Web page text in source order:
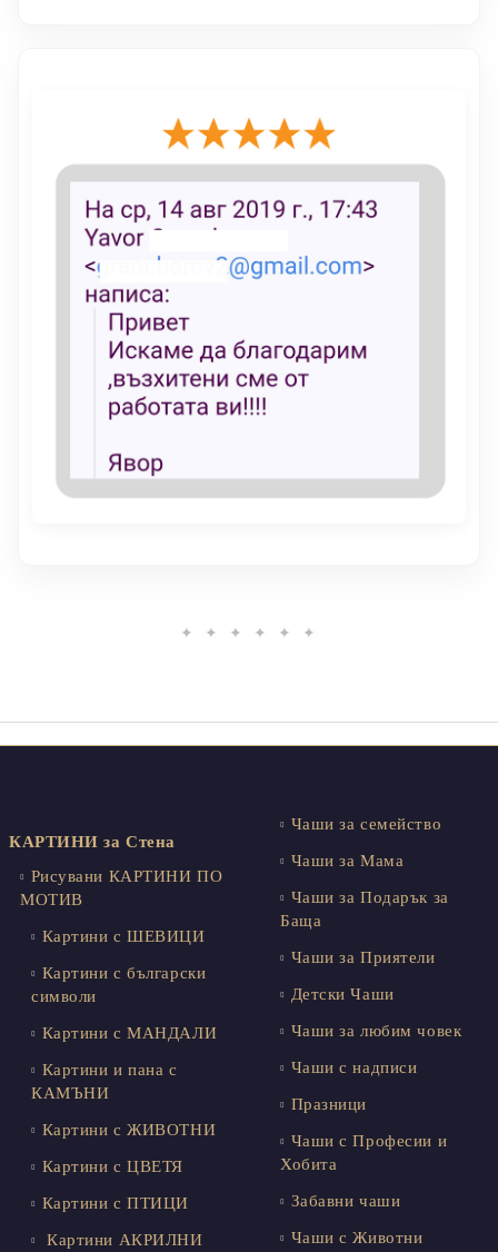
✦ ✦ ✦ ✦ ✦ ✦
КАРТИНИ за Стена
Рисувани КАРТИНИ ПО
МОТИВ
Картини с ШЕВИЦИ
Картини с български
символи
Картини с МАНДАЛИ
Картини и пана с
КАМЪНИ
Картини с ЖИВОТНИ
Картини с ЦВЕТЯ
Картини с ПТИЦИ
Картини АКРИЛНИ
Чаши за семейство
Чаши за Мама
Чаши за Подарък за
Баща
Чаши за Приятели
Детски Чаши
Чаши за любим човек
Чаши с надписи
Празници
Чаши с Професии и
Хобита
Забавни чаши
Чаши с Животни